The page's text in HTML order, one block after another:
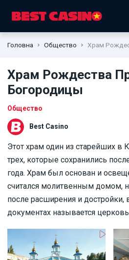
Головна Общество Храм
Храм Рождества
Богородицы
Общество
Best Casino
Этот храм один из старейших в
трех, которые сохранились
года. Храм был основан и
считался молитвенным домом,
после расширения и
документах называется